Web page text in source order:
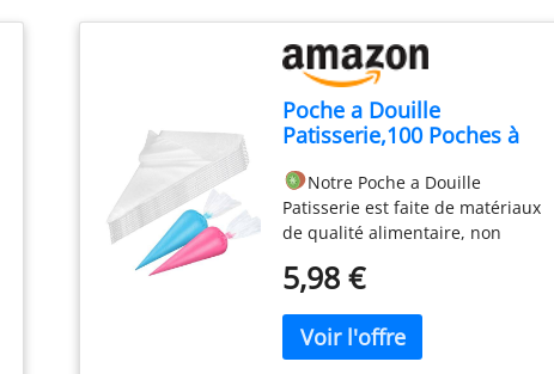
Poche a Douille
Patisserie,100 Poches à
Douille Professionnelles,
Poches à Douille Jetables
pour Pâtisserie,Très
Approprié pour Faire des
Gâteaux et des Biscuits.
Notre Poche a Douille
Patisserie est faite de matériaux
de qualité alimentaire, non
sains stables, durables,
déchirures,parfaits pour la
confection de gâteaux, biscuits,
5,98 €